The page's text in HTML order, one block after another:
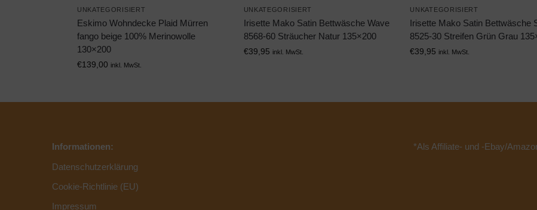
UNKATEGORISIERT
Eskimo Wohndecke Plaid Mürren
fango beige 100% Merinowolle
130×200
€139,00 inkl. MwSt.
UNKATEGORISIERT
Irisette Mako Satin Bettwäsche Wave
8568-60 Sträucher Natur 135×200
€39,95 inkl. MwSt.
UNKATEGORISIERT
Irisette Mako Satin Bettwäsche
8525-30 Streifen Grün Grau
€39,95 inkl. MwSt.
Informationen:
Datenschutzerklärung
Cookie-Richtlinie (EU)
Impressum
*Als Affiliate- und -Ebay/